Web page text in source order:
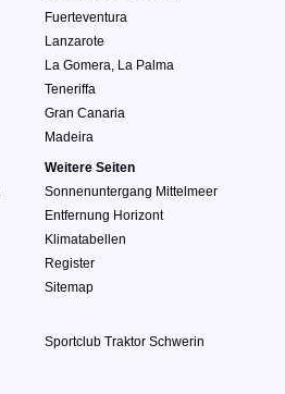
Fuerteventura
Lanzarote
La Gomera, La Palma
Teneriffa
Gran Canaria
Madeira
Weitere Seiten
Sonnenuntergang Mittelmeer
Entfernung Horizont
Klimatabellen
Register
Sitemap
Sportclub Traktor Schwerin